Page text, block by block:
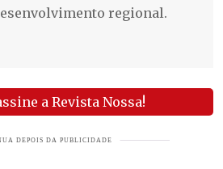
regional.
a Revista Nossa!